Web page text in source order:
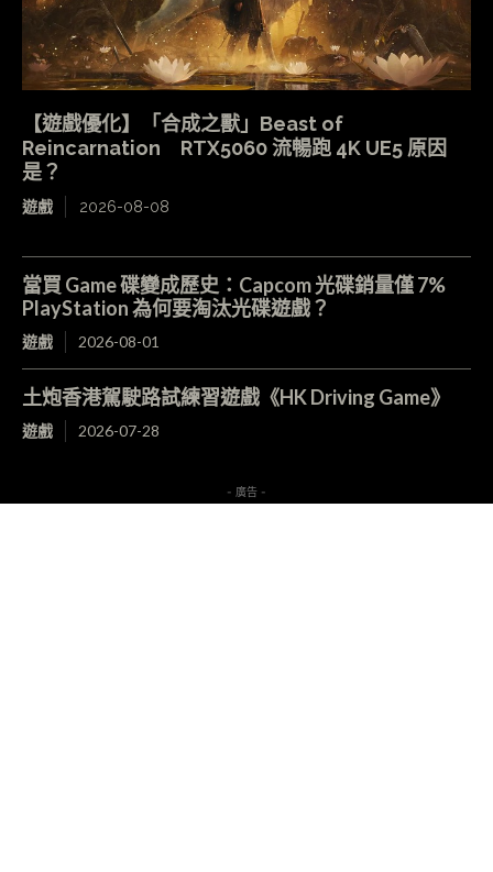
【遊戲優化】「合成之獸」Beast of
Reincarnation RTX5060 流暢跑 4K UE5 原因
是？
遊戲 2026-08-08
當買 Game 碟變成歷史：Capcom 光碟銷量僅 7%
PlayStation 為何要淘汰光碟遊戲？
遊戲 2026-08-01
土炮香港駕駛路試練習遊戲《HK Driving Game》
遊戲 2026-07-28
- 廣告 -